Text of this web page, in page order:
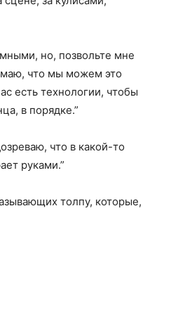
но, позвольте мне
что мы можем это
есть технологии, чтобы
в порядке.”
что в какой-то
руками.”
толпу, которые,